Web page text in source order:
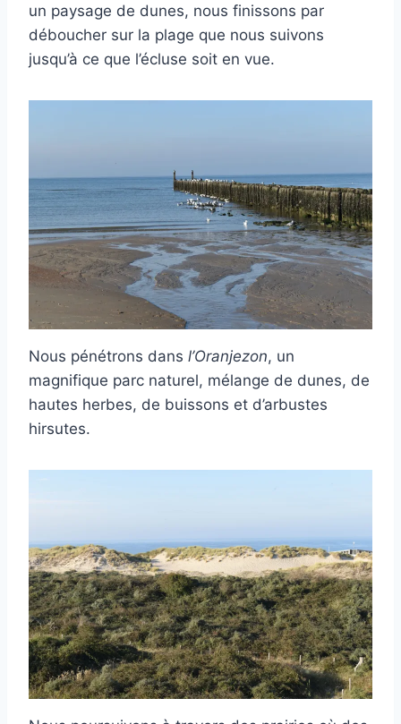
un paysage de dunes, nous finissons par
déboucher sur la plage que nous suivons
jusqu’à ce que l’écluse soit en vue.
Nous pénétrons dans l’Oranjezon, un
magnifique parc naturel, mélange de dunes, de
hautes herbes, de buissons et d’arbustes
hirsutes.